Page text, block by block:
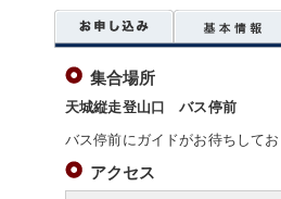
集合場所
天城縦走登山口 バス停前
バス停前にガイドがお待ちして
アクセス